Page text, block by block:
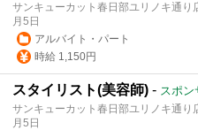
サンキューカット春日部ユリノキ通り
月5日
アルバイト・パート
時給 1,150円
スタイリスト(美容師) - スポ
サンキューカット春日部ユリノキ通り
月5日